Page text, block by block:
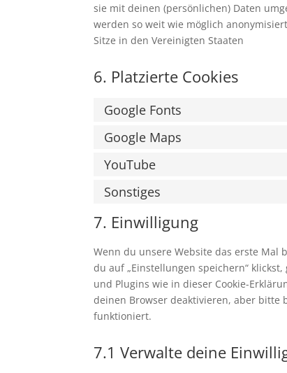
sie mit deinen (persönlichen) Daten
werden so weit wie möglich
Sitze in den Vereinigten Staaten
6. Platzierte Cookies
Google Fonts
Google Maps
YouTube
Sonstiges
7. Einwilligung
Wenn du unsere Website das erste Mal
du auf „Einstellungen speichern“
und Plugins wie in dieser Cookie-
deinen Browser deaktivieren, aber bitte
funktioniert.
7.1 Verwalte deine